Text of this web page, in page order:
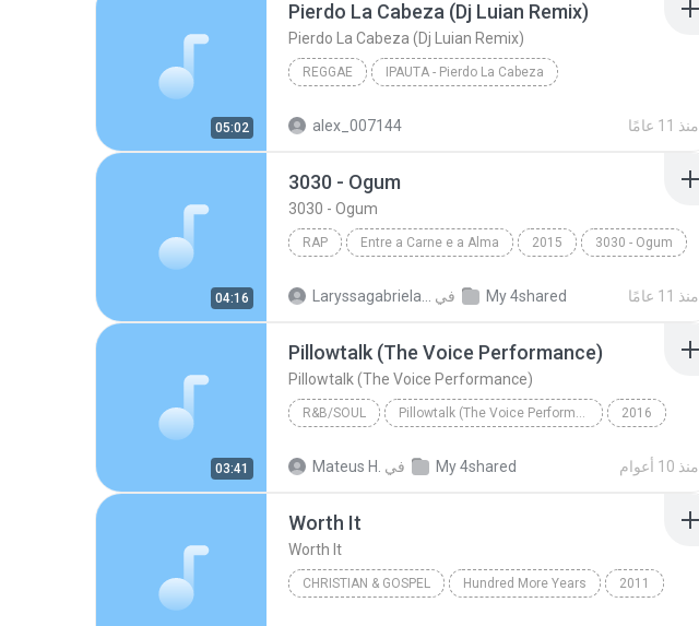
05:02
Pierdo La Cabeza (Dj Luian Remix)
Pierdo La Cabeza (Dj Luian Remix)
REGGAE IPAUTA - Pierdo La Cabeza
alex_007144 منذ 11 عامًا
04:16
3030 - Ogum
3030 - Ogum
RAP Entre a Carne e a Alma 2015 3030 - Ogum
في My 4shared منذ 11 عامًا
03:41
Pillowtalk (The Voice Performance)
Pillowtalk (The Voice Performance)
R&B/SOUL Pillowtalk (The Voice Performance) - Single 2016
Mateus H. في My 4shared منذ 10 أعوام
Worth It
Worth It
CHRISTIAN & GOSPEL Hundred More Years 2011